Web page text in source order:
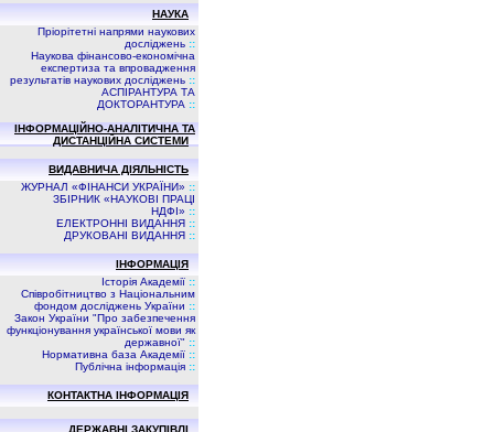
НАУКА
Пріорітетні напрями наукових
досліджень ::
Наукова фінансово-економічна
експертиза та впровадження
результатів наукових досліджень ::
АСПIРАНТУРА ТА
ДОКТОРАНТУРА ::
ІНФОРМАЦІЙНО-АНАЛІТИЧНА ТА
ДИСТАНЦІЙНА СИСТЕМИ
ВИДАВНИЧА ДIЯЛЬНIСТЬ
ЖУРНАЛ «ФІНАНСИ УКРАЇНИ» ::
ЗБIРНИК «НАУКОВI ПРАЦI
НДФI» ::
ЕЛЕКТРОННІ ВИДАННЯ ::
ДРУКОВАНІ ВИДАННЯ ::
ІНФОРМАЦІЯ
Історія Академії ::
Співробітництво з Національним
фондом досліджень України ::
Закон України "Про забезпечення
функціонування української мови як
державної" ::
Нормативна база Академії ::
Публічна інформація ::
КОНТАКТНА ІНФОРМАЦІЯ
ДЕРЖАВНІ ЗАКУПІВЛІ